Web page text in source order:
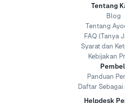
Tentang
Blog
Tentang
FAQ (Tanya
Syarat dan
Kebijakan
Panduan
Daftar
Helpdesk